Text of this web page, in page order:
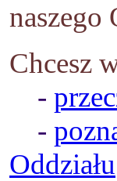
naszego
Chcesz
-
-
Oddziału